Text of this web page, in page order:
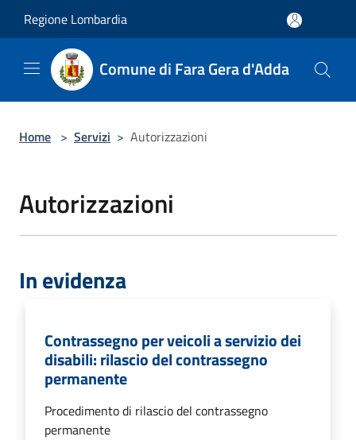
Regione Lombardia
Comune di Fara Gera d'Adda
Home > Servizi > Autorizzazioni
Autorizzazioni
In evidenza
Contrassegno per veicoli a servizio dei
disabili: rilascio del contrassegno
permanente
Procedimento di rilascio del contrassegno
permanente